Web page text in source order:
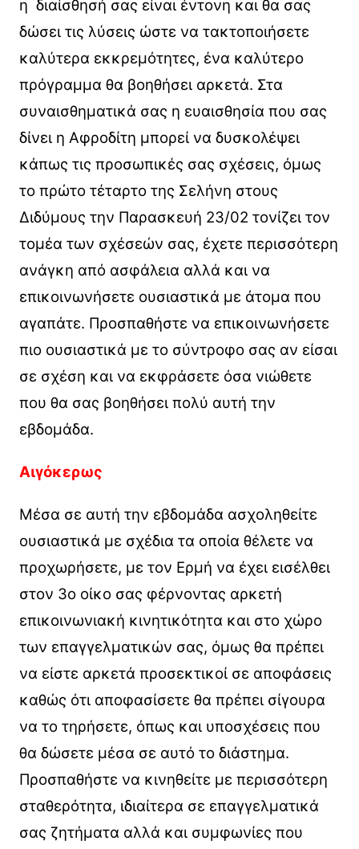
η διαίσθησή σας είναι έντονη και θα σας
δώσει τις λύσεις ώστε να τακτοποιήσετε
καλύτερα εκκρεμότητες, ένα καλύτερο
πρόγραμμα θα βοηθήσει αρκετά. Στα
συναισθηματικά σας η ευαισθησία που σας
δίνει η Αφροδίτη μπορεί να δυσκολέψει
κάπως τις προσωπικές σας σχέσεις, όμως
το πρώτο τέταρτο της Σελήνη στους
Διδύμους την Παρασκευή 23/02 τονίζει τον
τομέα των σχέσεών σας, έχετε περισσότερη
ανάγκη από ασφάλεια αλλά και να
επικοινωνήσετε ουσιαστικά με άτομα που
αγαπάτε. Προσπαθήστε να επικοινωνήσετε
πιο ουσιαστικά με το σύντροφο σας αν είσαι
σε σχέση και να εκφράσετε όσα νιώθετε
που θα σας βοηθήσει πολύ αυτή την
εβδομάδα.
Αιγόκερως
Μέσα σε αυτή την εβδομάδα ασχοληθείτε
ουσιαστικά με σχέδια τα οποία θέλετε να
προχωρήσετε, με τον Ερμή να έχει εισέλθει
στον 3ο οίκο σας φέρνοντας αρκετή
επικοινωνιακή κινητικότητα και στο χώρο
των επαγγελματικών σας, όμως θα πρέπει
να είστε αρκετά προσεκτικοί σε αποφάσεις
καθώς ότι αποφασίσετε θα πρέπει σίγουρα
να το τηρήσετε, όπως και υποσχέσεις που
θα δώσετε μέσα σε αυτό το διάστημα.
Προσπαθήστε να κινηθείτε με περισσότερη
σταθερότητα, ιδιαίτερα σε επαγγελματικά
σας ζητήματα αλλά και συμφωνίες που